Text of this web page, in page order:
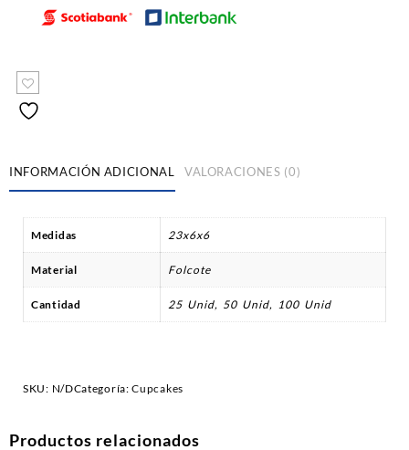
INFORMACIÓN ADICIONAL VALORACIONES (0)
Medidas 23x6x6
Material Folcote
Cantidad 25 Unid, 50 Unid, 100 Unid
SKU: N/DCategoría:Cupcakes
Productos relacionados